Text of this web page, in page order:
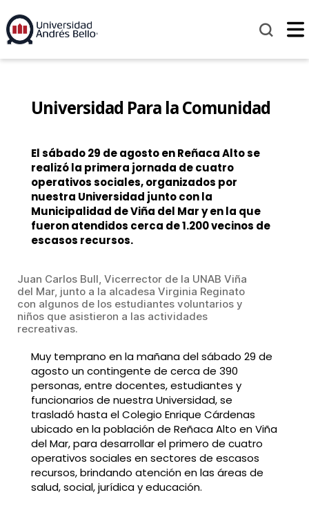
Universidad Para la Comunidad
El sábado 29 de agosto en Reñaca Alto se
realizó la primera jornada de cuatro
operativos sociales, organizados por
nuestra Universidad junto con la
Municipalidad de Viña del Mar y en la que
fueron atendidos cerca de 1.200 vecinos de
escasos recursos.
Juan Carlos Bull, Vicerrector de la UNAB Viña
del Mar, junto a la alcadesa Virginia Reginato
con algunos de los estudiantes voluntarios y
niños que asistieron a las actividades
recreativas.
Muy temprano en la mañana del sábado 29 de
agosto un contingente de cerca de 390
personas, entre docentes, estudiantes y
funcionarios de nuestra Universidad, se
trasladó hasta el Colegio Enrique Cárdenas
ubicado en la población de Reñaca Alto en Viña
del Mar, para desarrollar el primero de cuatro
operativos sociales en sectores de escasos
recursos, brindando atención en las áreas de
salud, social, jurídica y educación.